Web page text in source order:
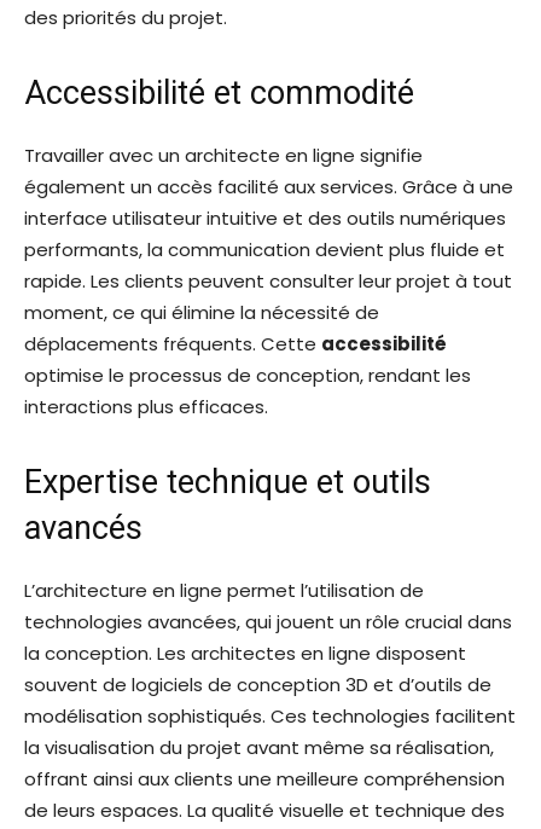
des priorités du projet.
Accessibilité et commodité
Travailler avec un architecte en ligne signifie
également un accès facilité aux services. Grâce à une
interface utilisateur intuitive et des outils numériques
performants, la communication devient plus fluide et
rapide. Les clients peuvent consulter leur projet à tout
moment, ce qui élimine la nécessité de
déplacements fréquents. Cette accessibilité
optimise le processus de conception, rendant les
interactions plus efficaces.
Expertise technique et outils
avancés
L’architecture en ligne permet l’utilisation de
technologies avancées, qui jouent un rôle crucial dans
la conception. Les architectes en ligne disposent
souvent de logiciels de conception 3D et d’outils de
modélisation sophistiqués. Ces technologies facilitent
la visualisation du projet avant même sa réalisation,
offrant ainsi aux clients une meilleure compréhension
de leurs espaces. La qualité visuelle et technique des